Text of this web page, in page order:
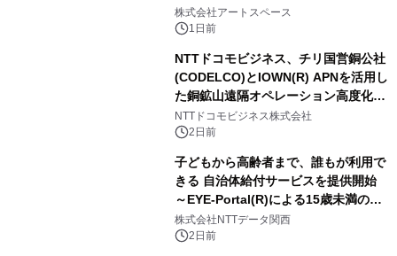
FRIENDSの仲間たちが インテリアア
ートとして新たな魅力を発信。
株式会社アートスペース
1日前
NTTドコモビジネス、チリ国営銅公社
(CODELCO)とIOWN(R) APNを活用し
た銅鉱山遠隔オペレーション高度化に
向けた調査・実証を開始
NTTドコモビジネス株式会社
2日前
子どもから高齢者まで、誰もが利用で
きる 自治体給付サービスを提供開始
～EYE-Portal(R)による15歳未満の本
人認証と デジタルデバイド対策で実現
～
株式会社NTTデータ関西
2日前